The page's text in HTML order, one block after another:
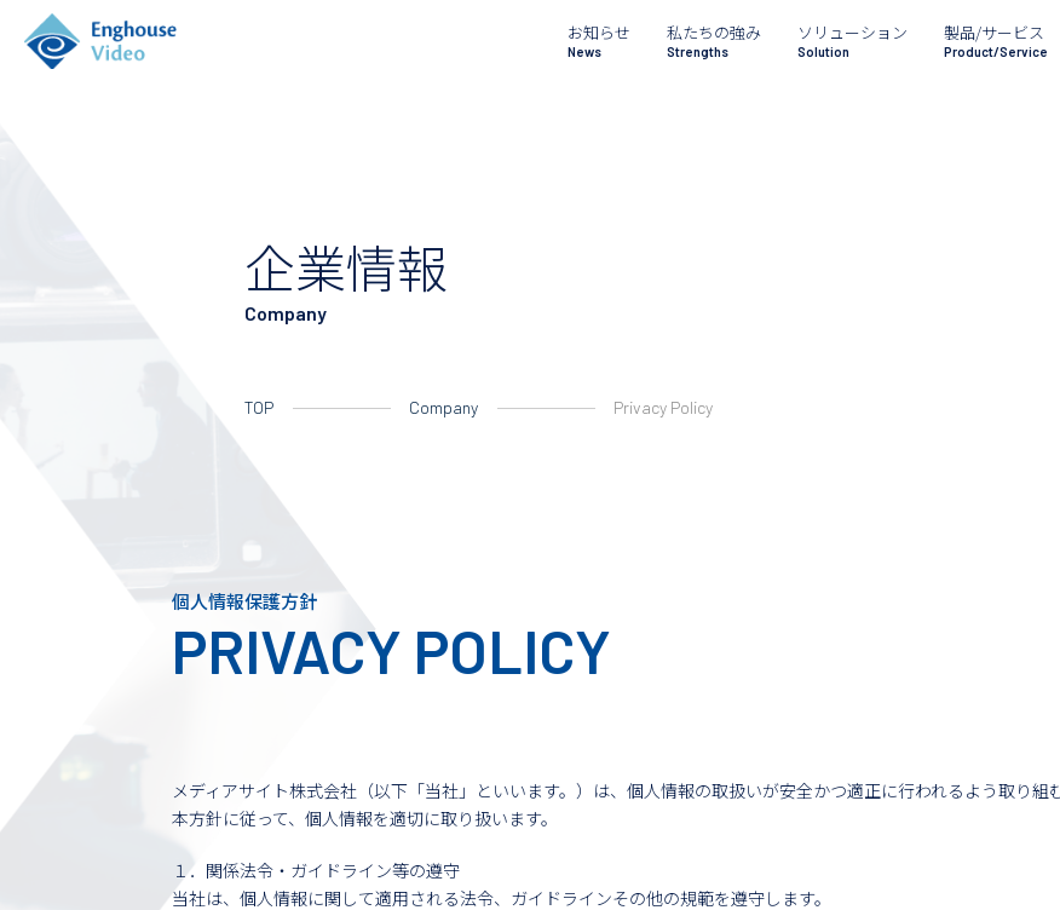
お知らせ
News
私たちの強み
Strengths
ソリューション
Solution
製品/サービス
Product/Service
企業情報
Company
TOP Company Privacy Policy
個人情報保護方針
PRIVACY POLICY
メディアサイト株式会社（以下「当社」といいます。）は、個人情報の取扱いが安全かつ適正に行われるよう取り
本方針に従って、個人情報を適切に取り扱います。
１．関係法令・ガイドライン等の遵守
当社は、個人情報に関して適用される法令、ガイドラインその他の規範を遵守します。